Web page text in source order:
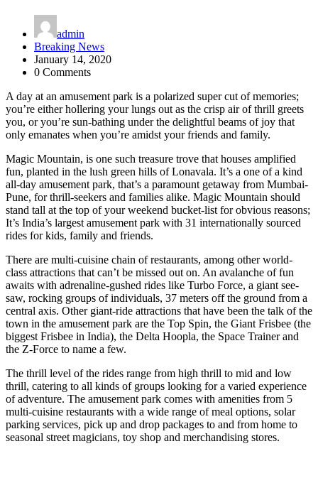
admin
Breaking News
January 14, 2020
0 Comments
A day at an amusement park is a polarized super cut of memories;
you’re either hollering your lungs out as the crisp air of thrill greets
you, or you’re sun-bathing under the delightful beams of joy that
only emanates when you’re amidst your friends and family.
Magic Mountain, is one such treasure trove that houses amplified
fun, planted in the lush green hills of Lonavala. It’s a one of a kind
all-day amusement park, that’s a paramount getaway from Mumbai-
Pune, for thrill-seekers and families alike. Magic Mountain should
stand tall at the top of your weekend bucket-list for obvious reasons;
It’s India’s largest amusement park with 31 internationally sourced
rides for kids, family and friends.
There are multi-cuisine chain of restaurants, among other world-
class attractions that can’t be missed out on. An avalanche of fun
awaits with adrenaline-gushed rides like Turbo Force, a giant see-
saw, rocking groups of individuals, 37 meters off the ground from a
central axis. Other giant-ride attractions that have been the talk of the
town in the amusement park are the Top Spin, the Giant Frisbee (the
biggest Frisbee in India), the Delta Hoopla, the Space Trainer and
the Z-Force to name a few.
The thrill level of the rides range from high thrill to mid and low
thrill, catering to all kinds of groups looking for a varied experience
of adventure. The amusement park comes with amenities from 5
multi-cuisine restaurants with a wide range of meal options, solar
parking services, pick up and drop packages to and from home to
seasonal street magicians, toy shop and merchandising stores.